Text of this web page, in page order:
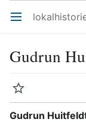
Åpne hovedmenyen
Gudrun
Overvåk
Gudrun